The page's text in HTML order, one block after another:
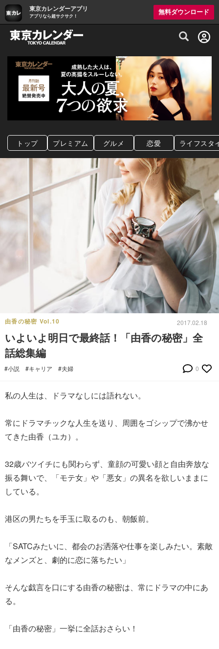
東京カレンダーアプリ
アプリなら超サクサク！
無料ダウンロード
グルメ情報・プレミアムレストラン予約
トップ プレミアム グルメ 恋愛 ライフスタ
由香の秘密 Vol.10 2017.02.18
いよいよ明日で最終話！「由香の秘密」全
話総集編
#小説 #キャリア #夫婦 0
私の人生は、ドラマなしには語れない。
常にドラマチックな人生を送り、周囲をゴシップで沸かせ
てきた由香（ユカ）。
32歳バツイチにも関わらず、童顔の可愛い顔と自由奔放な
振る舞いで、「モテ女」や「悪女」の異名を欲しいままに
している。
港区の男たちを手玉に取るのも、朝飯前。
「SATCみたいに、都会のお洒落や仕事を楽しみたい。素敵
なメンズと、劇的に恋に落ちたい」
そんな戯言を口にする由香の秘密は、常にドラマの中にあ
る。
「由香の秘密」一挙に全話おさらい！